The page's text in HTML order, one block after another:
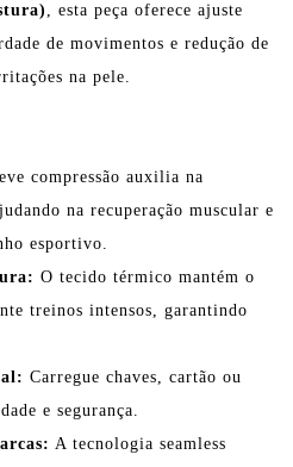
, esta peça oferece ajuste
de movimentos e redução de
na pele.
compressão auxilia na
na recuperação muscular e
esportivo.
O tecido térmico mantém o
treinos intensos, garantindo
Carregue chaves, cartão ou
e segurança.
A tecnologia seamless